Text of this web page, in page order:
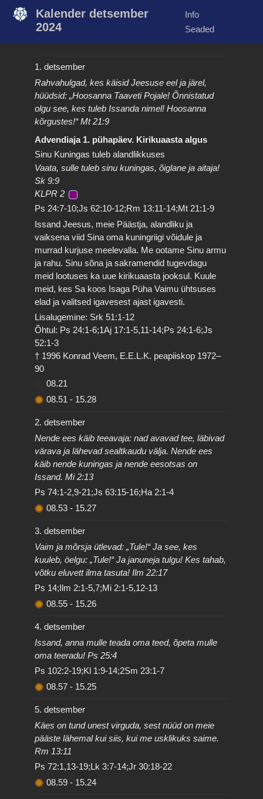
Kalender detsember
2024
Info
Seaded
1. detsember
Rahvahulgad, kes käisid Jeesuse eel ja järel,
hüüdsid: „Hoosanna Taaveti Pojale! Õnnistatud
olgu see, kes tuleb Issanda nimel! Hoosanna
kõrgustes!“ Mt 21:9
Advendiaja 1. pühapäev. Kirikuaasta algus
Sinu Kuningas tuleb alandlikkuses
Vaata, sulle tuleb sinu kuningas, õiglane ja aitaja!
Sk 9:9
KLPR 2
Ps 24:7-10;Js 62:10-12;Rm 13:11-14;Mt 21:1-9
Issand Jeesus, meie Päästja, alandliku ja
vaiksena viid Sina oma kuningriigi võidule ja
murrad kurjuse meelevalla. Me ootame Sinu armu
ja rahu. Sinu sõna ja sakramendid tugevdagu
meid lootuses ka uue kirikuaasta jooksul. Kuule
meid, kes Sa koos Isaga Püha Vaimu ühtsuses
elad ja valitsed igavesest ajast igavesti.
Lisalugemine: Srk 51:1-12
Õhtul: Ps 24:1-6;1Aj 17:1-5,11-14;Ps 24:1-6;Js
52:1-3
† 1996 Konrad Veem, E.E.L.K. peapiiskop 1972–
90
08.21
08.51 - 15.28
2. detsember
Nende ees käib teeavaja: nad avavad tee, läbivad
värava ja lähevad sealtkaudu välja. Nende ees
käib nende kuningas ja nende eesotsas on
Issand. Mi 2:13
Ps 74:1-2,9-21;Js 63:15-16;Ha 2:1-4
08.53 - 15.27
3. detsember
Vaim ja mõrsja ütlevad: „Tule!“ Ja see, kes
kuuleb, öelgu: „Tule!“ Ja januneja tulgu! Kes tahab,
võtku eluvett ilma tasuta! Ilm 22:17
Ps 14;Ilm 2:1-5,7;Mi 2:1-5,12-13
08.55 - 15.26
4. detsember
Issand, anna mulle teada oma teed, õpeta mulle
oma teeradu! Ps 25:4
Ps 102:2-19;Kl 1:9-14;2Sm 23:1-7
08.57 - 15.25
5. detsember
Käes on tund unest virguda, sest nüüd on meie
pääste lähemal kui siis, kui me usklikuks saime.
Rm 13:11
Ps 72:1,13-19;Lk 3:7-14;Jr 30:18-22
08.59 - 15.24